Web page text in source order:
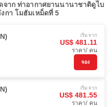
จาก ท่าอากาศยานนานาชาติดูไบ
กา โมฮัมเหม็ดที่ 5
เริ่มจาก
US$ 481.11
ราคา/ คน
จอง
เริ่มจาก
US$ 481.55
ราคา/ คน